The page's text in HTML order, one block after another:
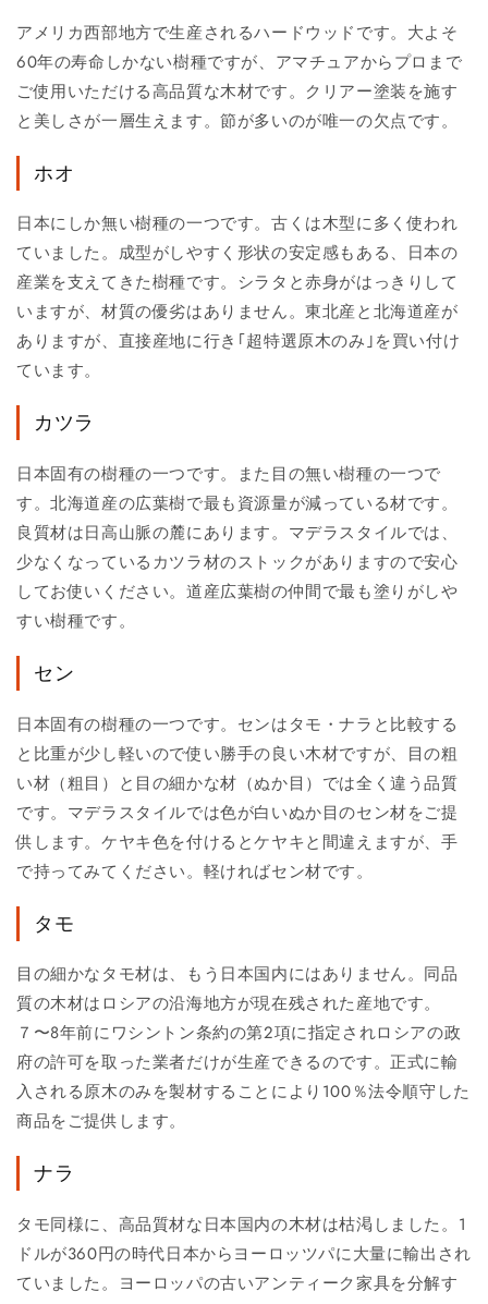
アメリカ西部地方で生産されるハードウッドです。大よそ
60年の寿命しかない樹種ですが、アマチュアからプロまで
ご使用いただける高品質な木材です。クリアー塗装を施す
と美しさが一層生えます。節が多いのが唯一の欠点です。
ホオ
日本にしか無い樹種の一つです。古くは木型に多く使われ
ていました。成型がしやすく形状の安定感もある、日本の
産業を支えてきた樹種です。シラタと赤身がはっきりして
いますが、材質の優劣はありません。東北産と北海道産が
ありますが、直接産地に行き｢超特選原木のみ｣を買い付け
ています。
カツラ
日本固有の樹種の一つです。また目の無い樹種の一つで
す。北海道産の広葉樹で最も資源量が減っている材です。
良質材は日高山脈の麓にあります。マデラスタイルでは、
少なくなっているカツラ材のストックがありますので安心
してお使いください。道産広葉樹の仲間で最も塗りがしや
すい樹種です。
セン
日本固有の樹種の一つです。センはタモ・ナラと比較する
と比重が少し軽いので使い勝手の良い木材ですが、目の粗
い材（粗目）と目の細かな材（ぬか目）では全く違う品質
です。マデラスタイルでは色が白いぬか目のセン材をご提
供します。ケヤキ色を付けるとケヤキと間違えますが、手
で持ってみてください。軽ければセン材です。
タモ
目の細かなタモ材は、もう日本国内にはありません。同品
質の木材はロシアの沿海地方が現在残された産地です。
７〜8年前にワシントン条約の第2項に指定されロシアの政
府の許可を取った業者だけが生産できるのです。正式に輸
入される原木のみを製材することにより100％法令順守した
商品をご提供します。
ナラ
タモ同様に、高品質材な日本国内の木材は枯渇しました。1
ドルが360円の時代日本からヨーロッツパに大量に輸出され
ていました。ヨーロッパの古いアンティーク家具を分解す